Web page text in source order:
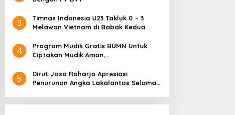
3
Timnas Indonesia U23 Takluk 0 – 3
Melawan Vietnam di Babak Kedua
4
Program Mudik Gratis BUMN Untuk
Ciptakan Mudik Aman,
5
Dirut Jasa Raharja Apresiasi
Penurunan Angka Lakalantas Selama